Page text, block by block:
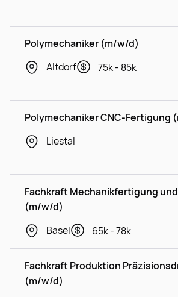
Polymechaniker (m/w/d)
Altdorf
75k - 85k
Polymechaniker CNC-Fertigung
Liestal
Fachkraft Mechanikfertigung
(m/w/d)
Basel
65k - 78k
Fachkraft Produktion
(m/w/d)